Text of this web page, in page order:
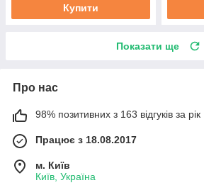
Купити
Показати ще
Про нас
98% позитивних з 163 відгуків за рік
Працює з 18.08.2017
м. Київ
Київ, Україна